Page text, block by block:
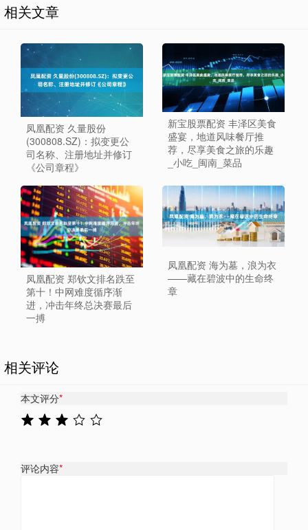
相关文章
凤凰配资 久量股份
(300808.SZ)：拟变更公
司名称、注册地址并修订
《公司章程》
新宝股票配资 丰泽区美食
盛宴，地道风味餐厅推
荐，尽享美食之旅的乐趣
_小吃_闽南_菜品
凤凰配资 郑钦文排名跌至
第十！中网难度循序渐
进，冲击年终总决赛最后
一搏
凤凰配资 海为墓，浪为衣
——藏在碧波中的生命终
章
相关评论
本文评分*
评论内容*